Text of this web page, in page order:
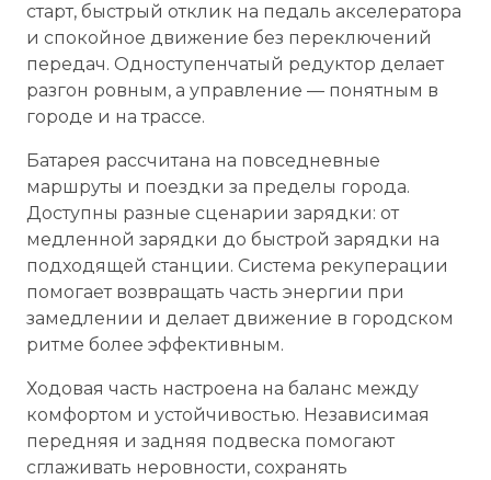
старт, быстрый отклик на педаль акселератора
и спокойное движение без переключений
передач. Одноступенчатый редуктор делает
разгон ровным, а управление — понятным в
городе и на трассе.
Батарея рассчитана на повседневные
маршруты и поездки за пределы города.
Доступны разные сценарии зарядки: от
медленной зарядки до быстрой зарядки на
подходящей станции. Система рекуперации
помогает возвращать часть энергии при
замедлении и делает движение в городском
ритме более эффективным.
Ходовая часть настроена на баланс между
комфортом и устойчивостью. Независимая
передняя и задняя подвеска помогают
сглаживать неровности, сохранять